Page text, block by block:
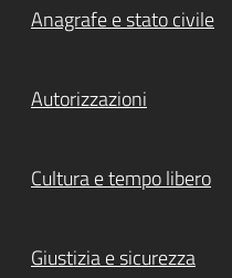
Anagrafe e stato civile
Autorizzazioni
Cultura e tempo libero
Giustizia e sicurezza